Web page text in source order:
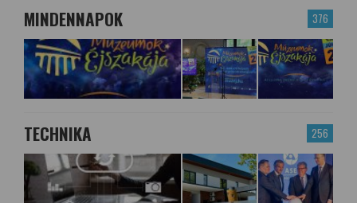
376
MINDENNAPOK
256
TECHNIKA